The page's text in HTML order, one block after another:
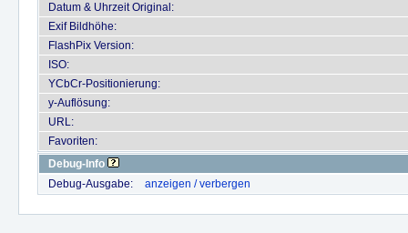
Datum & Uhrzeit Original:
Exif Bildhöhe:
FlashPix Version:
ISO:
YCbCr-Positionierung:
y-Auflösung:
URL:
Favoriten:
Debug-Info
Debug-Ausgabe:
anzeigen / verbergen